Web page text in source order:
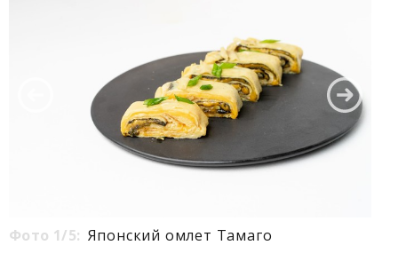
Фото 1/5: Японский омлет Тамаго